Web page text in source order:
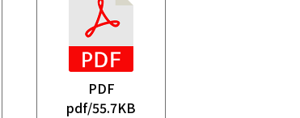
PDF
pdf/55.7KB